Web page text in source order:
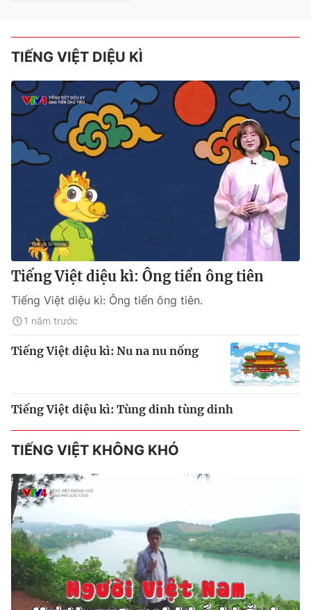
TIẾNG VIỆT DIỆU KÌ
Tiếng Việt diệu kì: Ông tiển ông tiên
Tiếng Việt diệu kì: Ông tiển ông tiên.
1 năm trước
Tiếng Việt diệu kì: Nu na nu nống
Tiếng Việt diệu kì: Tùng dinh tùng dinh
TIẾNG VIỆT KHÔNG KHÓ